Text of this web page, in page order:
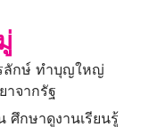
ลักษ์ ทำบุญใหญ่
าจากรัฐ
ศึกษาดูงานเรียนรู้